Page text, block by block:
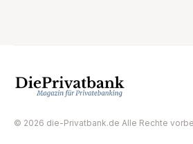
© 2026 die-Privatbank.de Alle Rechte